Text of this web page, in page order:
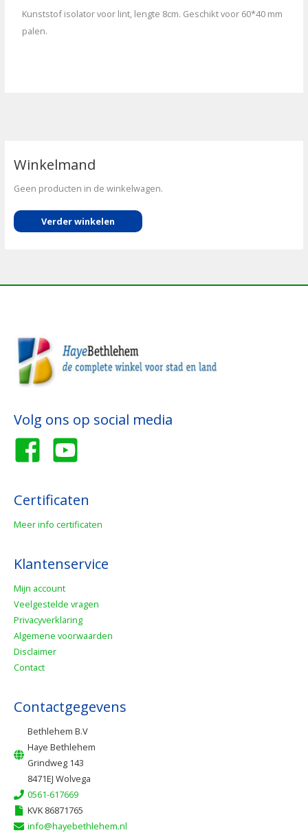
Kunststof isolator voor lint, lengte 8cm. Geschikt voor 60*40 mm
palen.
Winkelmand
Geen producten in de winkelwagen.
Verder winkelen
Volg ons op social media
Certificaten
Meer info certificaten
Klantenservice
Mijn account
Veelgestelde vragen
Privacyverklaring
Algemene voorwaarden
Disclaimer
Contact
Contactgegevens
Bethlehem B.V
Haye Bethlehem
Grindweg 143
8471EJ Wolvega
0561-617669
KVK 86871765
info@hayebethlehem.nl